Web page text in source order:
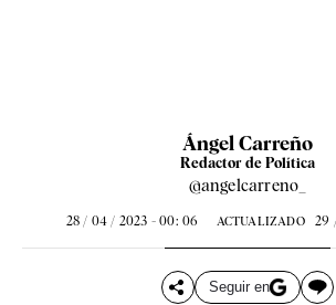
Ángel Carreño
Redactor de Política
@angelcarreno_
28 / 04 / 2023 - 00: 06 ACTUALIZADO 29
Seguir en